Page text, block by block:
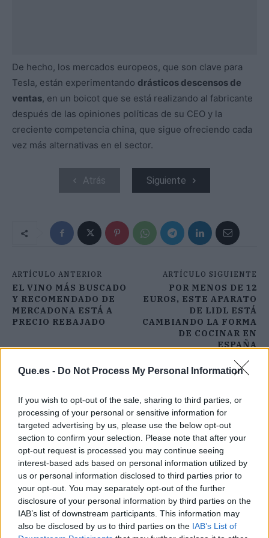
Que.es - Do Not Process My Personal Information
If you wish to opt-out of the sale, sharing to third parties, or
processing of your personal or sensitive information for
targeted advertising by us, please use the below opt-out
section to confirm your selection. Please note that after your
opt-out request is processed you may continue seeing
interest-based ads based on personal information utilized by
us or personal information disclosed to third parties prior to
your opt-out. You may separately opt-out of the further
disclosure of your personal information by third parties on the
IAB’s list of downstream participants. This information may
also be disclosed by us to third parties on the IAB’s List of
De hecho, los mercados europeos, que son clave para
Tesla, están experimentando drásticos descensos de
ventas, en un boicot que se está realizando al fabricante
después de las opiniones políticas de su CEO y la
creciente competencia china, que sigue ofreciendo cada
vez más alternativas en el sector.
Atrás Siguiente
ARTÍCULO ANTERIOR
EL VINO MÁS BUSCADO
Y RECOMENDADO DE
MERCADONA ESTÁ A
PRECIO REBAJADO
ARTÍCULO SIGUIENTE
POR MENOS DE 12
EUROS, ESTE APARATO
DE LIDL ESTÁ
CAMBIANDO LA FORMA
DE COCINAR EN
ESPAÑA